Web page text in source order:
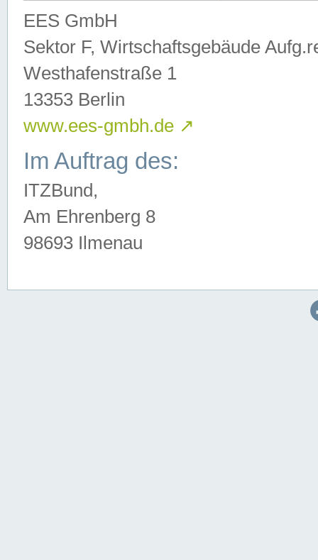
EES GmbH
Sektor F, Wirtschaftsgebäude
Westhafenstraße 1
13353 Berlin
www.ees-gmbh.de ↗
Im Auftrag des:
ITZBund,
Am Ehrenberg 8
98693 Ilmenau